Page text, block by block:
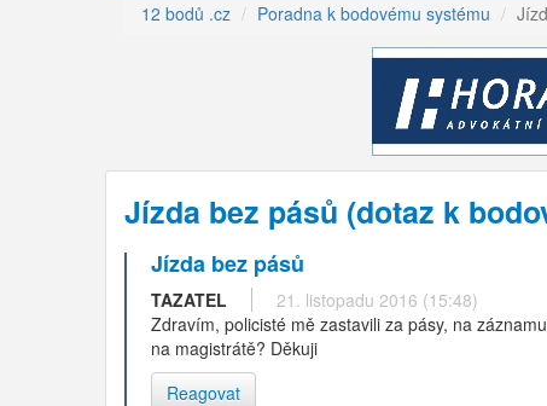
12 bodů .cz Poradna k bodovému systému
Jízda bez pásů (dotaz k
Jízda bez pásů
TAZATEL
21. listopadu 2016 (15:48)
Zdravím, policisté mě zastavili za pásy, na
na magistrátě? Děkuji
Reagovat